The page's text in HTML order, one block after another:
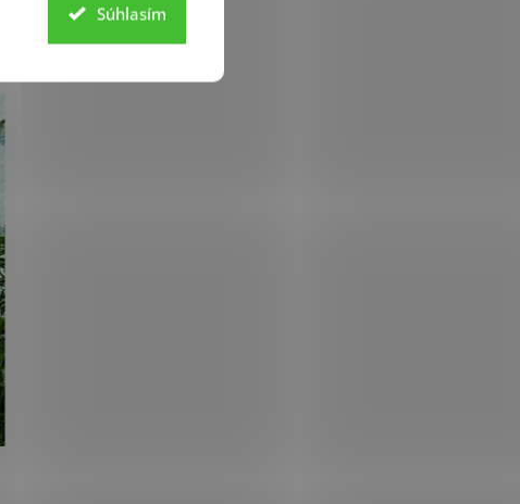
Súhlasím